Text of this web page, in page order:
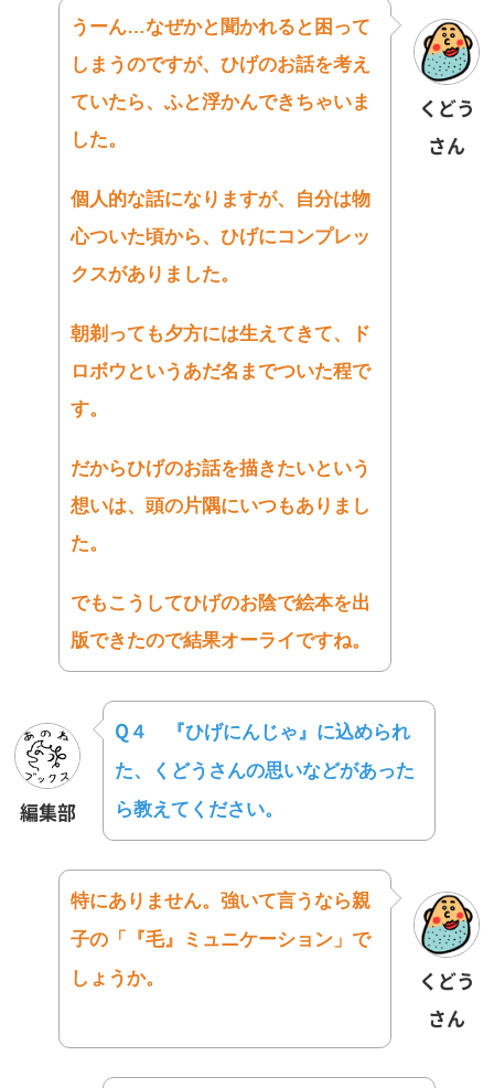
くどう
さん
うーん…なぜかと聞かれると困って
しまうのですが、ひげのお話を考え
ていたら、ふと浮かんできちゃいま
した。
個人的な話になりますが、
自分は物
心ついた頃から、ひげにコンプレッ
クスがありました。
朝剃っても夕方には生えてきて、
ド
ロボウというあだ名までついた程で
す。
だからひげのお話を描きたいという
想いは、 頭の片隅にいつもありまし
た。
でもこうしてひげのお陰で絵本を出
版できたので結果オーライですね。
編集部
Q４
『ひげにんじゃ』に込められ
た、
くどうさんの思いなどがあった
ら教えてください。
くどう
さん
特にありません。強いて言うなら親
子の「『毛』ミュニケーション」で
しょうか。